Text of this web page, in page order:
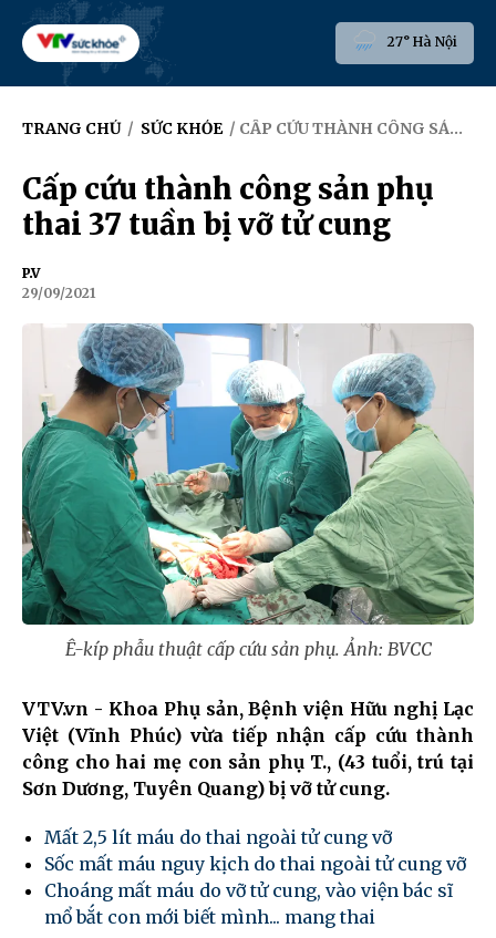
27° Hà Nội
TRANG CHỦ / SỨC KHỎE / CẤP CỨU THÀNH CÔNG SẢN PHỤ THAI 37 TUẦN BỊ VỠ TỬ CUNG
Cấp cứu thành công sản phụ
thai 37 tuần bị vỡ tử cung
P.V
29/09/2021
Ê-kíp phẫu thuật cấp cứu sản phụ. Ảnh: BVCC
VTV.vn - Khoa Phụ sản, Bệnh viện Hữu nghị Lạc
Việt (Vĩnh Phúc) vừa tiếp nhận cấp cứu thành
công cho hai mẹ con sản phụ T., (43 tuổi, trú tại
Sơn Dương, Tuyên Quang) bị vỡ tử cung.
Mất 2,5 lít máu do thai ngoài tử cung vỡ
Sốc mất máu nguy kịch do thai ngoài tử cung vỡ
Choáng mất máu do vỡ tử cung, vào viện bác sĩ
mổ bắt con mới biết mình... mang thai